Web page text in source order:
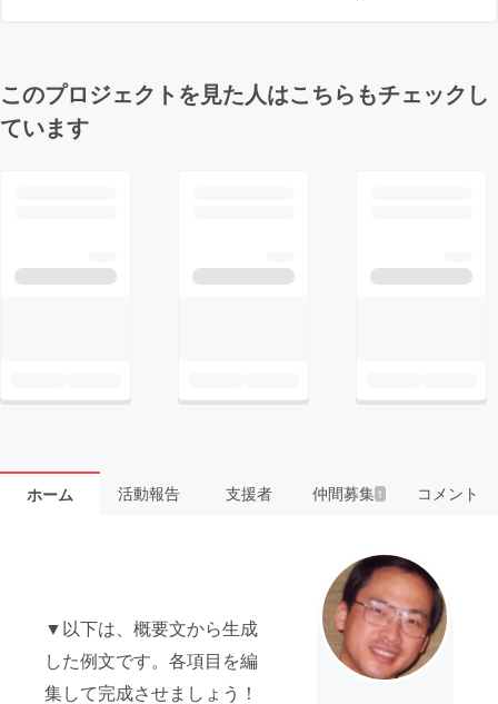
このプロジェクトを見た人はこちらもチェックし
ています
ホーム 活動報告 支援者 仲間募集 1 コメント
▼以下は、概要文から生成
した例文です。各項目を編
集して完成させましょう！